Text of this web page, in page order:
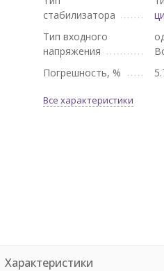
стабилизатора
Тип входного
напряжения
Погрешность, %
Все характеристики
Характеристики